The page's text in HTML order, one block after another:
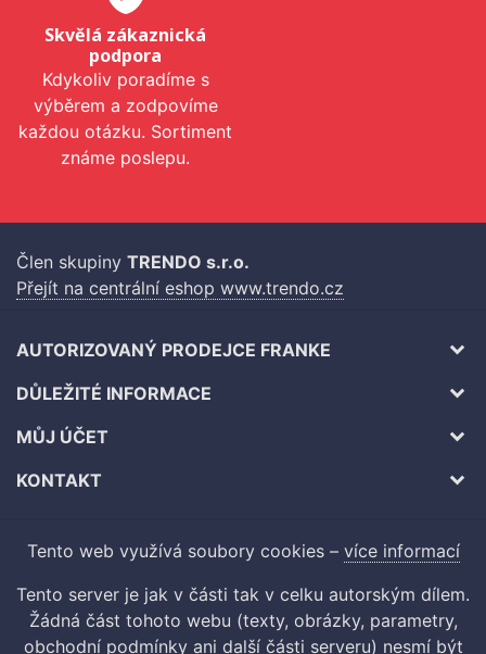
Skvělá zákaznická
podpora
Kdykoliv poradíme s
výběrem a zodpovíme
každou otázku. Sortiment
známe poslepu.
Člen skupiny TRENDO s.r.o.
Přejít na centrální eshop www.trendo.cz
AUTORIZOVANÝ PRODEJCE FRANKE
DŮLEŽITÉ INFORMACE
MŮJ ÚČET
KONTAKT
Tento web využívá soubory cookies – více informací
Tento server je jak v části tak v celku autorským dílem.
Žádná část tohoto webu (texty, obrázky, parametry,
obchodní podmínky ani další části serveru) nesmí být